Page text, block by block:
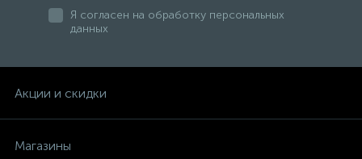
Я согласен на обработку персональных
данных
Акции и скидки
Магазины